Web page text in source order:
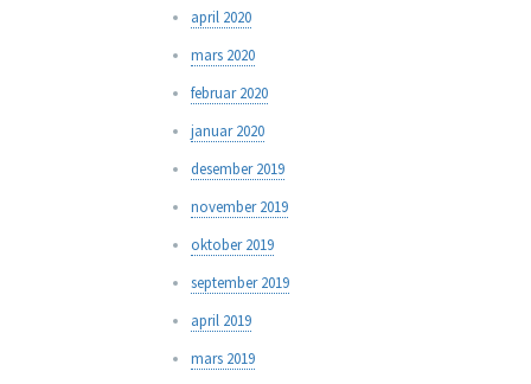
april 2020
mars 2020
februar 2020
januar 2020
desember 2019
november 2019
oktober 2019
september 2019
april 2019
mars 2019